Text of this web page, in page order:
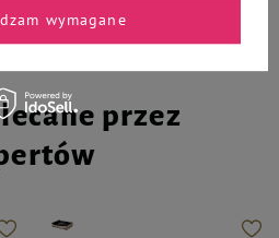
przez
wymagane